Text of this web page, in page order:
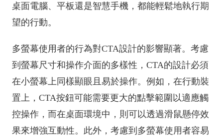
桌面電腦、平板還是智慧手機，都能輕鬆地執行期
望的行動。
多螢幕使用者的行為對CTA設計的影響顯著。考慮
到螢幕尺寸和操作介面的多樣性，CTA的設計必須
在小螢幕上同樣顯眼且易於操作。例如，在行動裝
置上，CTA按鈕可能需要更大的點擊範圍以適應觸
控操作，而在桌面環境中，則可以透過滑鼠懸停效
果來增強互動性。此外，考慮到多螢幕使用者容易